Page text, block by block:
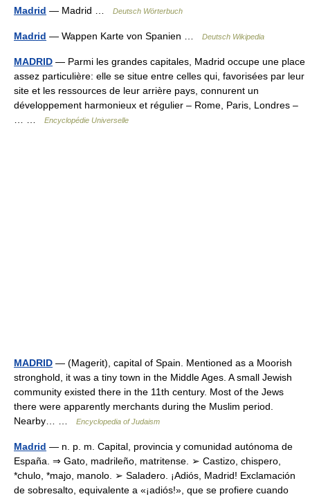
Madrid — Madrid … Deutsch Wörterbuch
Madrid — Wappen Karte von Spanien … Deutsch Wikipedia
MADRID — Parmi les grandes capitales, Madrid occupe une place
assez particulière: elle se situe entre celles qui, favorisées par leur
site et les ressources de leur arrière pays, connurent un
développement harmonieux et régulier – Rome, Paris, Londres –
Encyclopédie Universelle
MADRID — (Magerit), capital of Spain. Mentioned as a Moorish
stronghold, it was a tiny town in the Middle Ages. A small Jewish
community existed there in the 11th century. Most of the Jews
there were apparently merchants during the Muslim period.
Nearby… …
Encyclopedia of Judaism
Madrid — n. p. m. Capital, provincia y comunidad autónoma de
España. ⇒ Gato, madrileño, matritense. ➢ Castizo, chispero,
*chulo, *majo, manolo. ➢ Saladero. ¡Adiós, Madrid! Exclamación
de sobresalto, equivalente a «¡adiós!», que se profiere cuando